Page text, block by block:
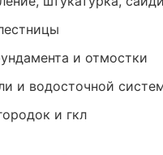
и отмостки
и водосточной
и гкл